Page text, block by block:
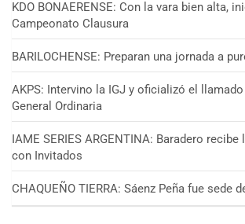
KDO BONAERENSE: Con la vara bien alta,
Campeonato Clausura
BARILOCHENSE: Preparan una jornada a
AKPS: Intervino la IGJ y oficializó el
General Ordinaria
IAME SERIES ARGENTINA: Baradero
con Invitados
CHAQUEÑO TIERRA: Sáenz Peña fue sede